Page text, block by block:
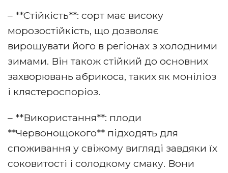
– **Стійкість**: сорт має високу
морозостійкість, що дозволяє
вирощувати його в регіонах з холодними
зимами. Він також стійкий до основних
захворювань абрикоса, таких як моніліоз
і клястероспоріоз.
– **Використання**: плоди
**Червонощокого** підходять для
споживання у свіжому вигляді завдяки їх
соковитості і солодкому смаку. Вони